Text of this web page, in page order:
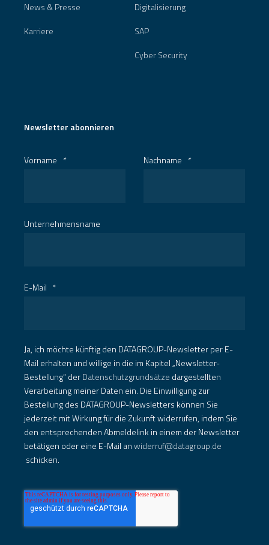
News & Presse
Karriere
Digitalisierung
SAP
Cyber Security
Newsletter abonnieren
Vorname * Nachname *
Unternehmensname
E-Mail *
Ja, ich möchte künftig den DATAGROUP-Newsletter per E-
Mail erhalten und willige in die im Kapitel „Newsletter-
Bestellung“ derDatenschutzgrundsätze dargestellten
Verarbeitung meiner Daten ein. Die Einwilligung zur
Bestellung des DATAGROUP-Newsletters können Sie
jederzeit mit Wirkung für die Zukunft widerrufen, indem Sie
den entsprechenden Abmeldelink in einem der Newsletter
betätigen oder eine E-Mail anwiderruf@datagroup.de
schicken.